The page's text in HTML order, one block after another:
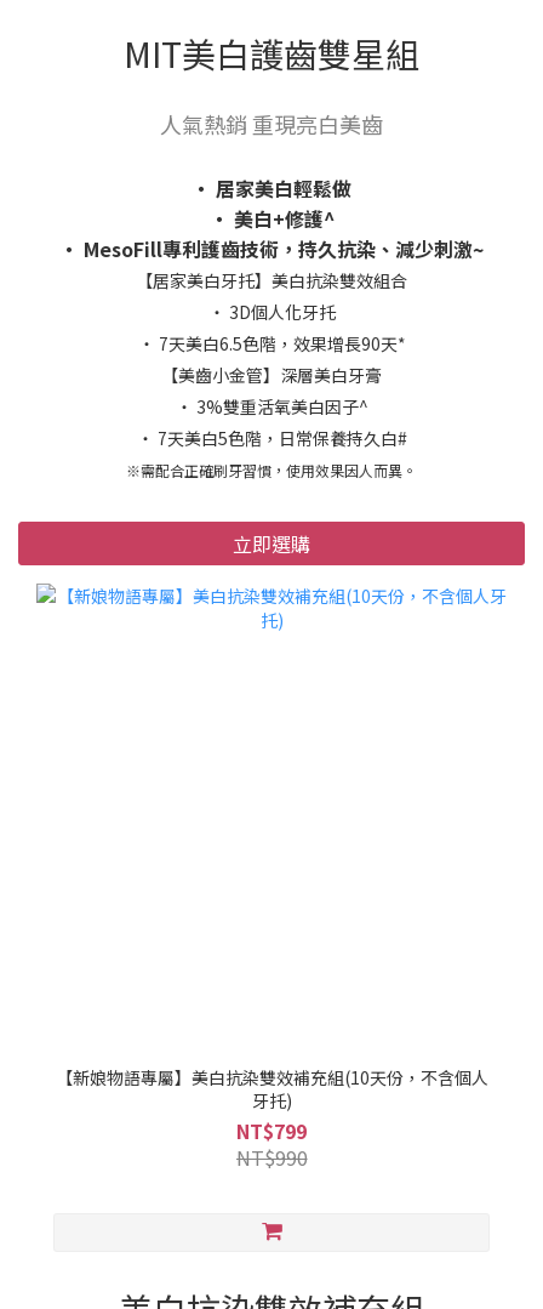
MIT美白護齒雙星組
人氣熱銷 重現亮白美齒
‧ 居家美白輕鬆做
‧ 美白+修護^
‧ MesoFill專利護齒技術，持久抗染、減少刺激~
【居家美白牙托】美白抗染雙效組合
‧ 3D個人化牙托
‧ 7天美白6.5色階，效果增長90天*
【美齒小金管】深層美白牙膏
‧ 3%雙重活氧美白因子^
‧ 7天美白5色階，日常保養持久白#
※需配合正確刷牙習慣，使用效果因人而異。
立即選購
【新娘物語專屬】美白抗染雙效補充組(10天份，不含個人
牙托)
NT$799
NT$990